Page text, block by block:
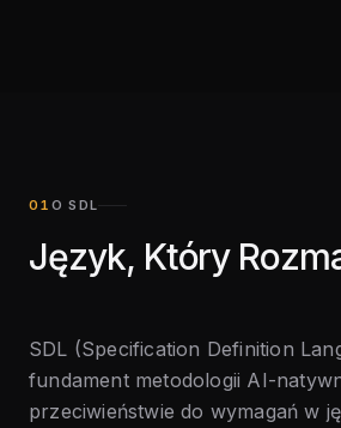
O SDL
Język, Który
SDL (Specification Definition
fundament metodologii AI-
przeciwieństwie do wymagań w